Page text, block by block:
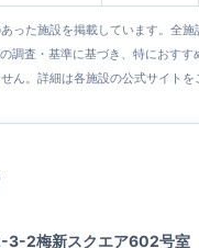
った施設を掲載しています。全施
査・基準に基づき、特におすす
ん。詳細は各施設の公式サイトを
3-2梅新スクエア602号室